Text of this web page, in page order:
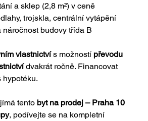
a sklep (2,8 m²) v ceně
trojskla, centrální vytápění
náročnost budovy třída B
vlastnictví s možností převodu
dvakrát ročně. Financovat
hypotéku.
tento byt na prodej – Praha 10
, podívejte se na kompletní